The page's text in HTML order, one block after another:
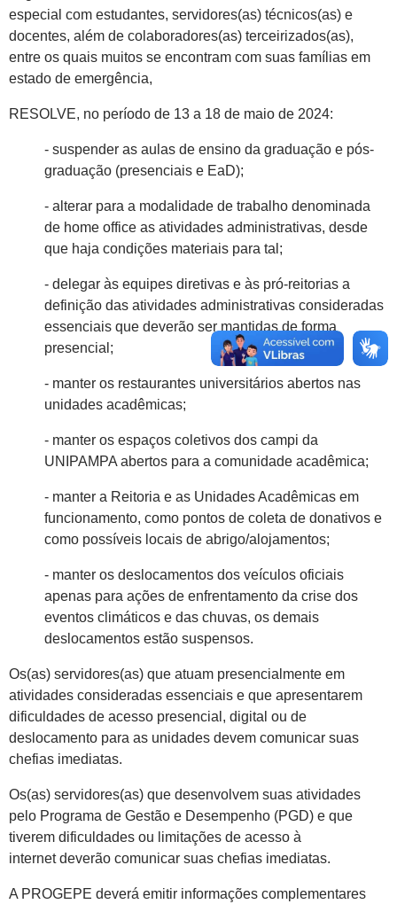
especial com estudantes, servidores(as) técnicos(as) e
docentes, além de colaboradores(as) terceirizados(as),
entre os quais muitos se encontram com suas famílias em
estado de emergência,
RESOLVE, no período de 13 a 18 de maio de 2024:
- suspender as aulas de ensino da graduação e pós-
graduação (presenciais e EaD);
- alterar para a modalidade de trabalho denominada
de home office as atividades administrativas, desde
que haja condições materiais para tal;
- delegar às equipes diretivas e às pró-reitorias a
definição das atividades administrativas consideradas
essenciais que deverão ser mantidas de forma
presencial;
- manter os restaurantes universitários abertos nas
unidades acadêmicas;
- manter os espaços coletivos dos campi da
UNIPAMPA abertos para a comunidade acadêmica;
- manter a Reitoria e as Unidades Acadêmicas em
funcionamento, como pontos de coleta de donativos e
como possíveis locais de abrigo/alojamentos;
- manter os deslocamentos dos veículos oficiais
apenas para ações de enfrentamento da crise dos
eventos climáticos e das chuvas, os demais
deslocamentos estão suspensos.
Os(as) servidores(as) que atuam presencialmente em
atividades consideradas essenciais e que apresentarem
dificuldades de acesso presencial, digital ou de
deslocamento para as unidades devem comunicar suas
chefias imediatas.
Os(as) servidores(as) que desenvolvem suas atividades
pelo Programa de Gestão e Desempenho (PGD) e que
tiverem dificuldades ou limitações de acesso à
internet deverão comunicar suas chefias imediatas.
A PROGEPE deverá emitir informações complementares